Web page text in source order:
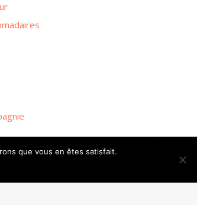
que vous en êtes satisfait.